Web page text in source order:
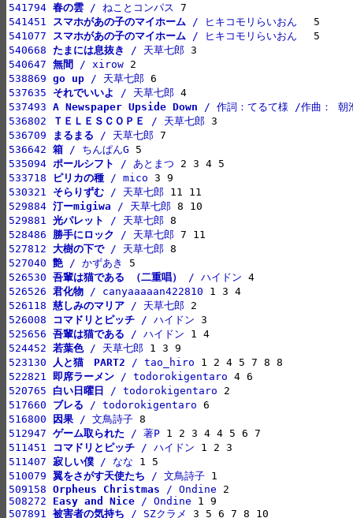
541794 春の雲 / ねことコンパス
541451
スマホがあの子のマイホーム / ヒキコモリらいおん
541077
スマホがあの子のマイホーム / ヒキコモリらいおん
540668 たまには息抜き / 天草七郎
540647 無間 / xirow
538869 go up / 天草七郎
537635 それでいいよ / 天草七郎
537493 A Newspaper Upside Down / 作詞：てるて様 /作曲： 朝
536802
ＴＥＬＥＳＣＯＰＥ / 天草七郎
536709
まるまる / 天草七郎
536642 箱 / ちんぱんG
535094 ポールシフト / あとまつ
533718
ピリカの種 / mico
530321 そらりずむ / 天草七郎
529884 汀ーmigiwa / 天草七郎
529881 光パレット / 天草七郎
528486 勝手にロック / 天草七郎
527812 大樹の下で / 天草七郎
527040 艶 / かずあき
526530 吾輩は猫である （二重唱） / ハイドン
526526 君化物 / canyaaaaan422810
526118 慈しみのマリア / 天草七郎
526008
コマドリとピッチ / ハイドン
525656 吾輩は猫である / ハイドン
524452 若葉色 / 天草七郎
523130
人と猫　PART2 / tao_hiro
522821
即席ラーメン / todorokigentaro
520765 白い日曜日 / todorokigentaro
517660 ブレる / todorokigentaro
516800
因果 / 文鳥詩子
512947 ゲーム取られた / 著P
511451
コマドリとピッチ / ハイドン
511407 寂しい僕 / なな
510079 翼をさがす天使たち / 文鳥詩子
509158 Orpheus Christmas / Ondine
508272 Easy and Nice / Ondine
507891 被害者の気持ち / SZクラメ